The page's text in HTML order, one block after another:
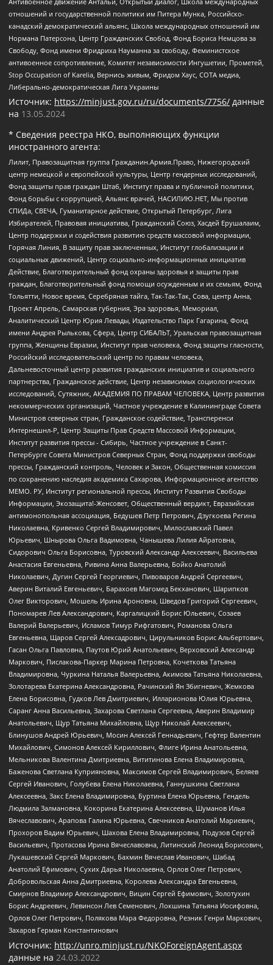
отношений и государственной политики им Питера Мунка, Российско-
канадский демократический альянс, Школа международных отношений им
Нормана Патерсона, Центр Гражданских Свобод, Фонд Бориса Немцова за
Свободу, Фонд имени Фридриха Науманна за свободу, Феминистское
антивоенное сопротивление, Комитет независимости Ингушетии, Прометей,
Stop Occupation of Karelia, Вернись живым, Фридом Хаус, СОТА медиа,
Либерально-демократическая Лига Украины
Источник: https://minjust.gov.ru/ru/documents/7756/ данные
на 13.05.2024
* Сведения реестра НКО, выполняющих функции
иностранного агента:
Лилит, Правозащитная группа Гражданин.Армия.Право, Нижегородский
центр немецкой и европейской культуры, Центр гендерных исследований,
Фонд защиты прав граждан Штаб, Институт права и публичной политики,
Фонд борьбы с коррупцией, Альянс врачей, НАСИЛИЮ.НЕТ, Мы против
СПИДа, СВЕЧА, Гуманитарное действие, Открытый Петербург, Лига
Избирателей, Правовая инициатива, Гражданский Союз, Хасдей Ерушалаим,
Центр поддержки и содействия развитию средств массовой информации,
Горячая Линия, В защиту прав заключенных, Институт глобализации и
социальных движений, Центр социально-информационных инициатив
Действие, Благотворительный фонд охраны здоровья и защиты прав
граждан, Благотворительный фонд помощи осужденным и их семьям, Фонд
Тольятти, Новое время, Серебряная тайга, Так-Так-Так, Сова, центр Анна,
Проект Апрель, Самарская губерния, Эра здоровья, Мемориал,
Аналитический Центр Юрия Левады, Издательство Парк Гагарина, Фонд
имени Андрея Рылькова, Сфера, Центр СИБАЛЬТ, Уральская правозащитная
группа, Женщины Евразии, Институт прав человека, Фонд защиты гласности,
Российский исследовательский центр по правам человека,
Дальневосточный центр развития гражданских инициатив и социального
партнерства, Гражданское действие, Центр независимых социологических
исследований, Сутяжник, АКАДЕМИЯ ПО ПРАВАМ ЧЕЛОВЕКА, Центр развития
некоммерческих организаций, Частное учреждение в Калининграде Совета
Министров северных стран, Гражданское содействие, Трансперенси
Интернешнл-Р, Центр Защиты Прав Средств Массовой Информации,
Институт развития прессы - Сибирь, Частное учреждение в Санкт-
Петербурге Совета Министров Северных Стран, Фонд поддержки свободы
прессы, Гражданский контроль, Человек и Закон, Общественная комиссия
по сохранению наследия академика Сахарова, Информационное агентство
МЕМО. РУ, Институт региональной прессы, Институт Развития Свободы
Информации, Экозащита!-Женсовет, Общественный вердикт, Евразийская
антимонопольная ассоциация, Бедушев Петр Петрович, Дзугкоева Регина
Николаевна, Кривенко Сергей Владимирович, Милославский Павел
Юрьевич, Шнырова Ольга Вадимовна, Чанышева Лилия Айратовна,
Сидорович Ольга Борисовна, Туровский Александр Алексеевич, Васильева
Анастасия Евгеньевна, Ривина Анна Валерьевна, Бойко Анатолий
Николаевич, Дугин Сергей Георгиевич, Пивоваров Андрей Сергеевич,
Аверин Виталий Евгеньевич, Барахоев Магомед Бекханович, Шарипков
Олег Викторович, Мошель Ирина Ароновна, Шведов Григорий Сергеевич,
Пономарев Лев Александрович, Каргалицкий Борис Юльевич, Созаев
Валерий Валерьевич, Исламов Тимур Рифгатович, Романова Ольга
Евгеньевна, Щаров Сергей Алексадрович, Цирульников Борис Альбертович,
Гасан Ольга Павловна, Паутов Юрий Анатольевич, Верховский Александр
Маркович, Пислакова-Паркер Марина Петровна, Кочеткова Татьяна
Владимировна, Чуркина Наталья Валерьевна, Акимова Татьяна Николаевна,
Золотарева Екатерина Александровна, Рачинский Ян Збигневич, Жемкова
Елена Борисовна, Гудков Лев Дмитриевич, Илларионова Юлия Юрьевна,
Саранг Анна Васильевна, Захарова Светлана Сергеевна, Аверин Владимир
Анатольевич, Щур Татьяна Михайловна, Щур Николай Алексеевич,
Блинушов Андрей Юрьевич, Мосин Алексей Геннадьевич, Гефтер Валентин
Михайлович, Симонов Алексей Кириллович, Флиге Ирина Анатольевна,
Мельникова Валентина Дмитриевна, Вититинова Елена Владимировна,
Баженова Светлана Куприяновна, Максимов Сергей Владимирович, Беляев
Сергей Иванович, Голубева Елена Николаевна, Ганнушкина Светлана
Алексеевна, Закс Елена Владимировна, Буртина Елена Юрьевна, Гендель
Людмила Залмановна, Кокорина Екатерина Алексеевна, Шуманов Илья
Вячеславович, Арапова Галина Юрьевна, Свечников Анатолий Мариевич,
Прохоров Вадим Юрьевич, Шахова Елена Владимировна, Подузов Сергей
Васильевич, Протасова Ирина Вячеславовна, Литинский Леонид Борисович,
Лукашевский Сергей Маркович, Бахмин Вячеслав Иванович, Шабад
Анатолий Ефимович, Сухих Дарья Николаевна, Орлов Олег Петрович,
Добровольская Анна Дмитриевна, Королева Александра Евгеньевна,
Смирнов Владимир Александрович, Вицин Сергей Ефимович, Золотухин
Борис Андреевич, Левинсон Лев Семенович, Локшина Татьяна Иосифовна,
Орлов Олег Петрович, Полякова Мара Федоровна, Резник Генри Маркович,
Захаров Герман Константинович
Источник: http://unro.minjust.ru/NKOForeignAgent.aspx
данные на 24.03.2022